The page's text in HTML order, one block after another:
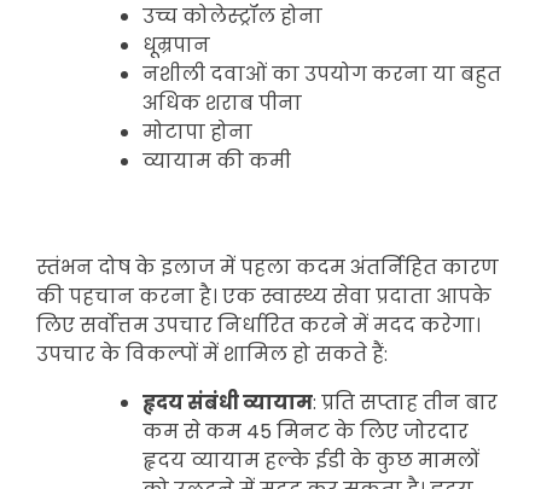
उच्च कोलेस्ट्रॉल होना
धूम्रपान
नशीली दवाओं का उपयोग करना या बहुत
अधिक शराब पीना
मोटापा होना
व्यायाम की कमी
स्तंभन दोष के इलाज में पहला कदम अंतर्निहित कारण
की पहचान करना है। एक स्वास्थ्य सेवा प्रदाता आपके
लिए सर्वोत्तम उपचार निर्धारित करने में मदद करेगा।
उपचार के विकल्पों में शामिल हो सकते हैं:
हृदय संबंधी व्यायाम: प्रति सप्ताह तीन बार
कम से कम 45 मिनट के लिए जोरदार
हृदय व्यायाम हल्के ईडी के कुछ मामलों